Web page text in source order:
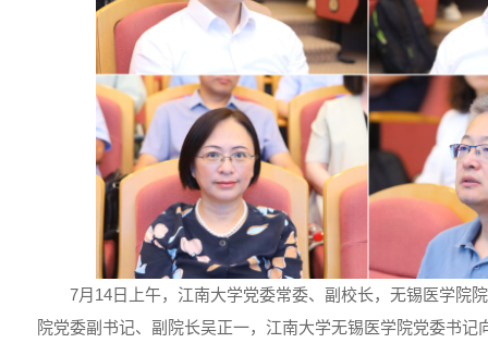
7月14日上午，江南大学党委常委、副校长，无锡医学院
院党委副书记、副院长吴正一，江南大学无锡医学院党委书记